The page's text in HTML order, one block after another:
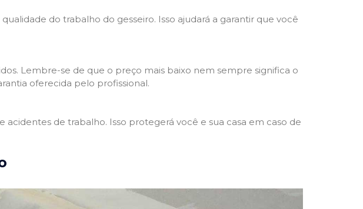
do trabalho do gesseiro. Isso ajudará a garantir que você
Lembre-se de que o preço mais baixo nem sempre significa o
oferecida pelo profissional.
de trabalho. Isso protegerá você e sua casa em caso de